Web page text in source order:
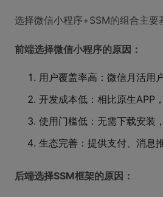
选择微信小程序+SSM的组合主要
前端选择微信小程序的原因：
用户覆盖率高：微信月活用
开发成本低：相比原生APP
使用门槛低：无需下载安装
生态完善：提供支付、消息
后端选择SSM框架的原因：